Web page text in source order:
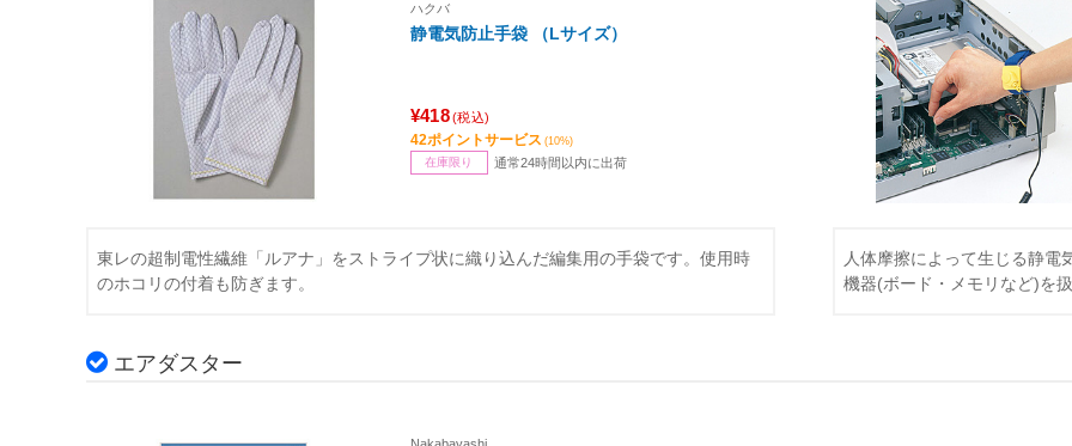
ハクバ
静電気防止手袋 （Lサイズ）
¥418(税込)
42ポイントサービス (10%)
在庫限り 通常24時間以内に出荷
東レの超制電性繊維「ルアナ」をストライプ状に織り込んだ編集用の手袋です。使用時
のホコリの付着も防ぎます。
人体摩擦によって生じる静電
機器(ボード・メモリなど)を
エアダスター